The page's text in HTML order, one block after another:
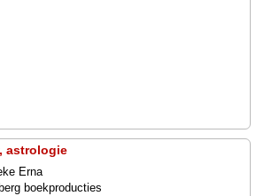
astrologie
Erna
boekproducties